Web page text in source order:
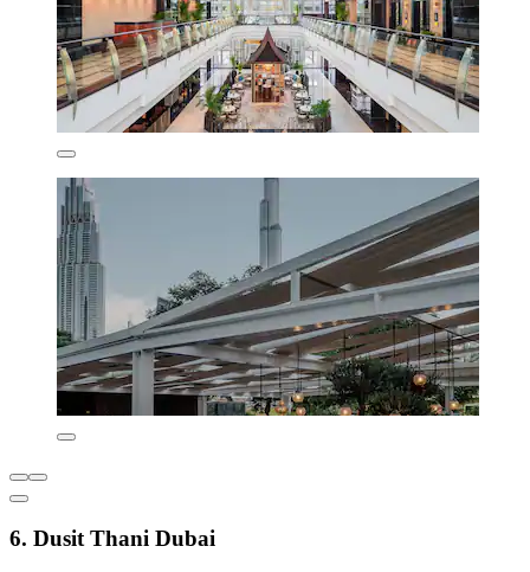
6. Dusit Thani Dubai